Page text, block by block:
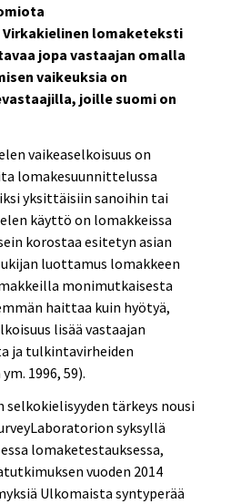
lomaketeksti
jopa vastaajan omalla
vaikeuksia on
joille suomi on
vaikeaselkoisuus on
lomakesuunnittelussa
yksittäisiin sanoihin tai
käyttö on lomakkeissa
korostaa esitetyn asian
luottamus lomakkeen
monimutkaisesta
haittaa kuin hyötyä,
lisää vastaajan
ja tulkintavirheiden
1996, 59).
selkokielisyyden tärkeys nousi
syksyllä
lomaketestauksessa,
vuoden 2014
Ulkomaista syntyperää